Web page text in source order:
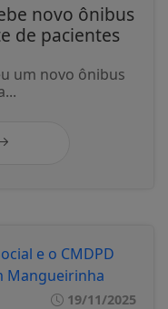
novo ônibus
de pacientes
um novo ônibus
19/11/2025